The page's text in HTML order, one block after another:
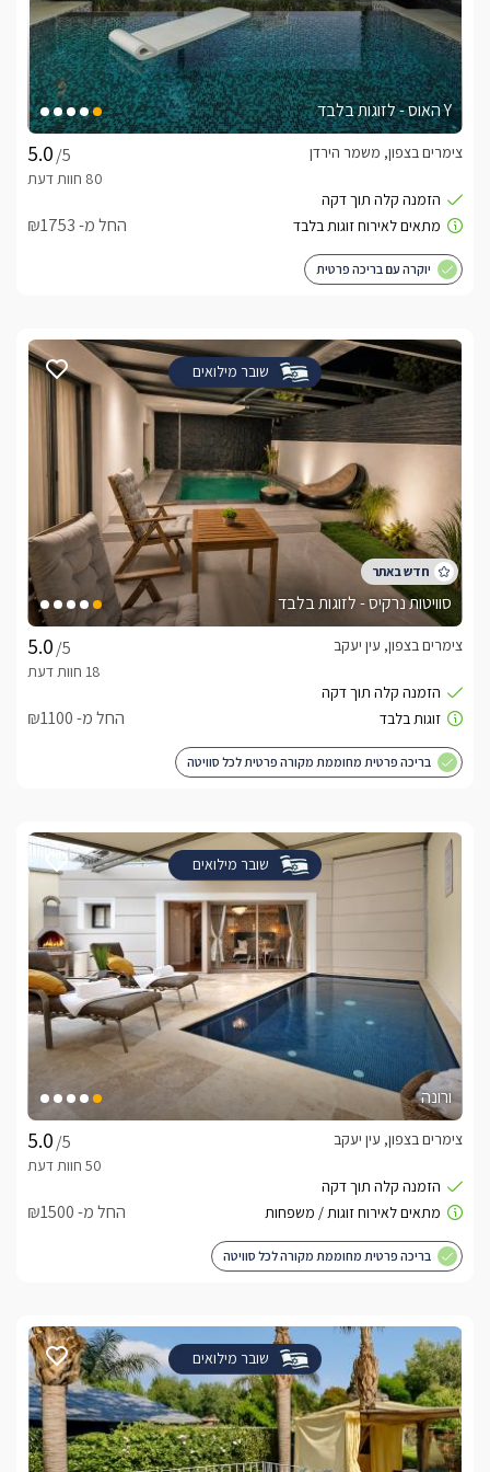
Y האוס - לזוגות בלבד
/5
צימרים בצפון, משמר הירדן
החל מ- ₪1753
יוקרה עם בריכה פרטית
שובר מילואים
סוויטות נרקיס - לזוגות בלבד
/5
צימרים בצפון, עין יעקב
החל מ- ₪1100
בריכה פרטית מחוממת מקורה פרטית לכל סוויטה
שובר מילואים
ורונה
/5
צימרים בצפון, עין יעקב
החל מ- ₪1500
בריכה פרטית מחוממת מקורה לכל סוויטה
שובר מילואים